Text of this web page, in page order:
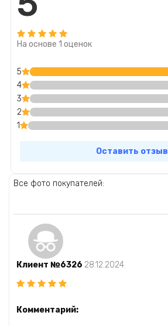
Все фото покупателей:
Клиент №6326 28.12.2024
Комментарий:
На основе 1 оценок
5
4
3
2
1
Оставить отзыв